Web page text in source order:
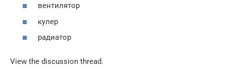
вентилятор
кулер
радиатор
View the discussion thread.